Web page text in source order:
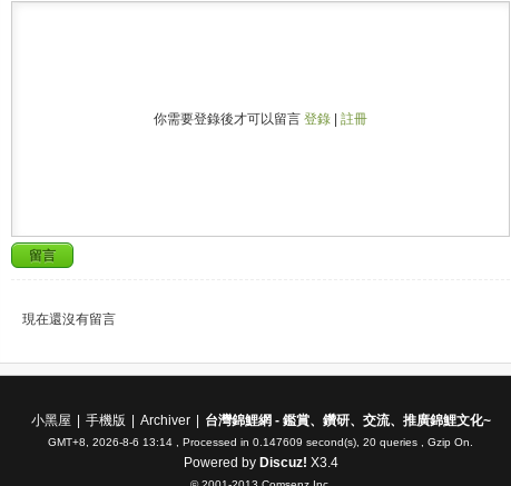
你需要登錄後才可以留言 登錄 註冊
留言
現在還沒有留言
小黑屋 手機版 Archiver 台灣錦鯉網 - 鑑賞、鑽研、交流、推廣錦鯉文化~
GMT+8, 2026-8-6 13:14 , Processed in 0.147609 second(s), 20 queries , Gzip On.
Powered by Discuz! X3.4